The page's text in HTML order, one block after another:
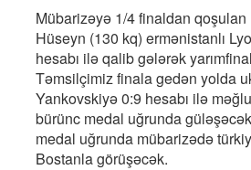
Mübarizəyə 1/4 finaldan qoşulan
Hüseyn (130 kq) ermənistanlı
hesabı ilə qalib gələrək
Təmsilçimiz finala gedən yolda
Yankovskiyə 0:9 hesabı ilə
bürünc medal uğrunda
medal uğrunda mübarizədə
Bostanla görüşəcək.